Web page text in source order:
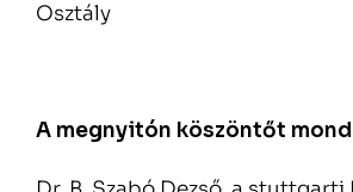
Osztály
A megnyitón köszöntőt